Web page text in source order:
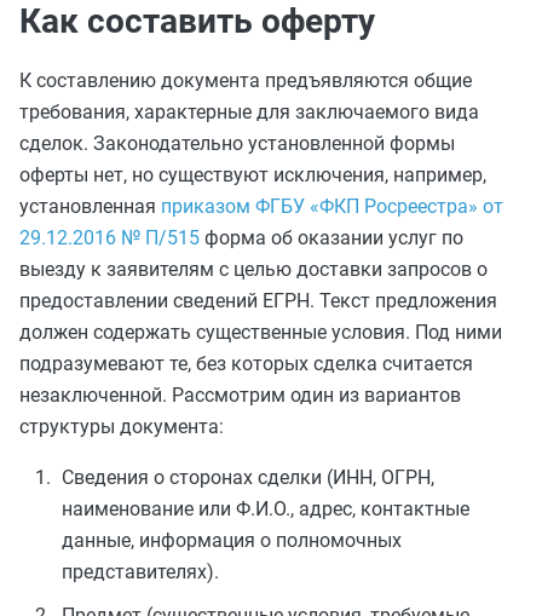
Как составить оферту
К составлению документа предъявляются общие
требования, характерные для заключаемого вида
сделок. Законодательно установленной формы
оферты нет, но существуют исключения, например,
установленная приказом ФГБУ «ФКП Росреестра» от
29.12.2016 № П/515 форма об оказании услуг по
выезду к заявителям с целью доставки запросов о
предоставлении сведений ЕГРН. Текст предложения
должен содержать существенные условия. Под ними
подразумевают те, без которых сделка считается
незаключенной. Рассмотрим один из вариантов
структуры документа:
Сведения о сторонах сделки (ИНН, ОГРН,
наименование или Ф.И.О., адрес, контактные
данные, информация о полномочных
представителях).